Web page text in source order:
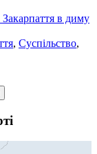
Закарпаття в диму
, Суспільство,